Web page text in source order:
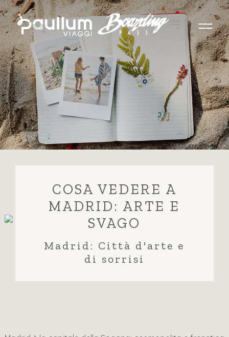
COSA VEDERE A
MADRID: ARTE E
SVAGO
Madrid: Città d'arte e
di sorrisi